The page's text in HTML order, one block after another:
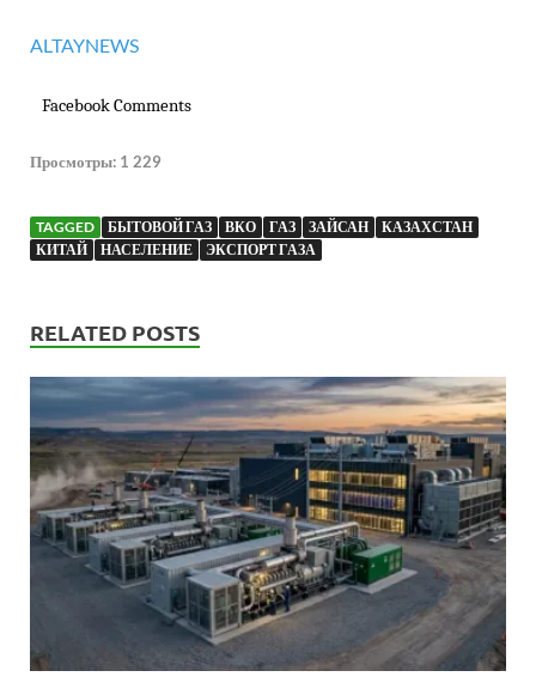
ALTAYNEWS
Facebook Comments
Просмотры: 1 229
TAGGED БЫТОВОЙ ГАЗ ВКО ГАЗ ЗАЙСАН
КАЗАХСТАН
КИТАЙ
НАСЕЛЕНИЕ ЭКСПОРТ ГАЗА
RELATED POSTS